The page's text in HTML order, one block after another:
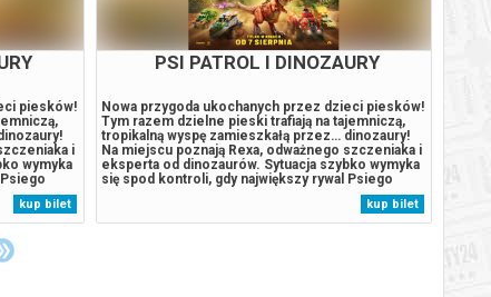
piesków!
i
wymyka
się
prowadzą
kup bilet
PSI PATROL I DINOZAURY
Nowa przygoda ukochanych przez dzieci piesków!
Tym razem dzielne pieski trafiają na tajemniczą,
tropikalną wyspę zamieszkałą przez… dinozaury!
Na miejscu poznają Rexa, odważnego szczeniaka i
eksperta od dinozaurów. Sytuacja szybko wymyka
się spod kontroli, gdy największy rywal Psiego
Patrolu, burmistrz Humdinger, również pojawia się
na wyspie. Jego nierozważne działania prowadzą
do przebudzenia potężnego,...
kup bilet